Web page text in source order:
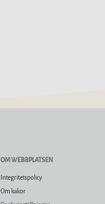
OM WEBBPLATSEN
Integritetspolicy
Om kakor